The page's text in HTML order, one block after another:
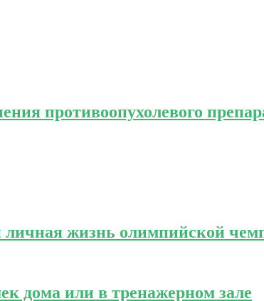
противоопухолевого
жизнь олимпийской
дома или в тренажерном зале